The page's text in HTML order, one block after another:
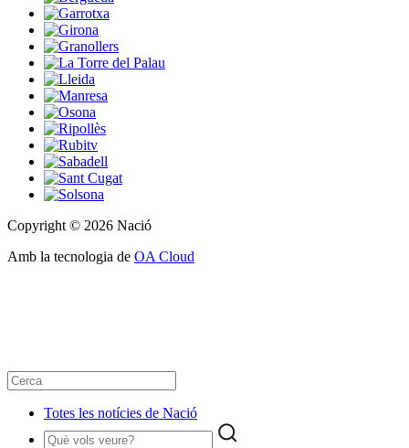
Copyright © 2026 Nació
Amb la tecnologia de OA Cloud
Totes les notícies de Nació